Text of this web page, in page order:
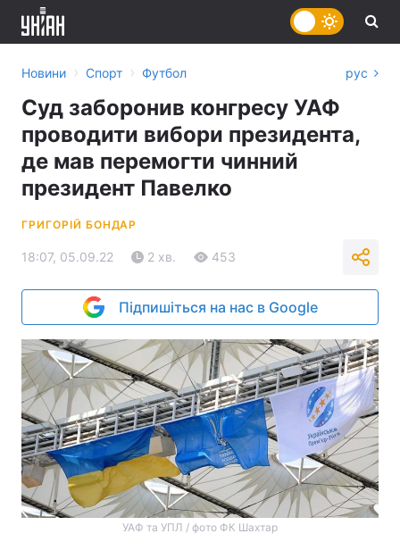
Новини › Спорт › Футбол рус
Суд заборонив конгресу УАФ
проводити вибори президента,
де мав перемогти чинний
президент Павелко
ГРИГОРІЙ БОНДАР
18:07, 05.09.22 2 хв. 453
Підпишіться на нас в Google
УАФ та УПЛ / фото ФК Шахтар